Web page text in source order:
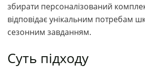
збирати персоналізований
відповідає унікальним потребам
сезонним завданням.
Суть підходу